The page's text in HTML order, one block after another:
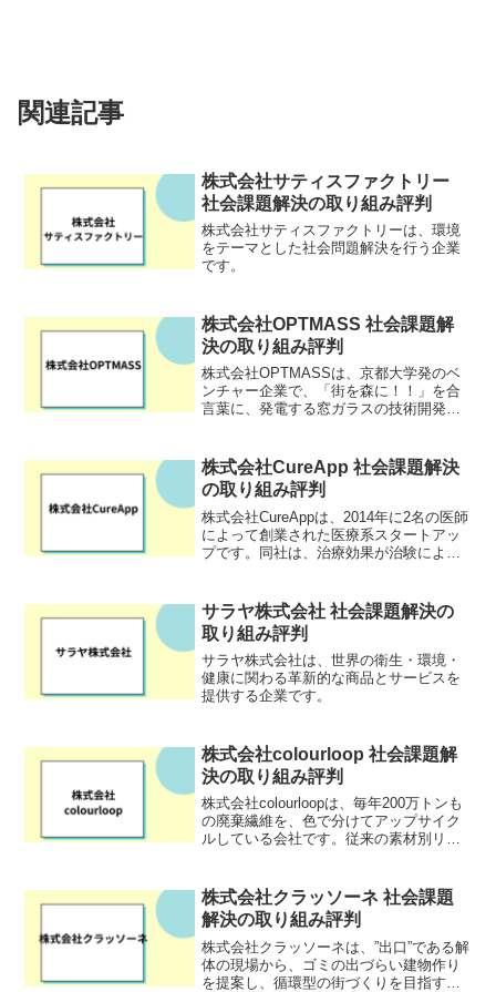
関連記事
株式会社サティスファクトリー
社会課題解決の取り組み評判
株式会社サティスファクトリーは、環境
をテーマとした社会問題解決を行う企業
です。
株式会社OPTMASS 社会課題解
決の取り組み評判
株式会社OPTMASSは、京都大学発のベ
ンチャー企業で、「街を森に！！」を合
言葉に、発電する窓ガラスの技術開発に
中、クリーンで持続可能なエネルギー源
への関心が高まってい...
株式会社CureApp 社会課題解決
の取り組み評判
株式会社CureAppは、2014年に2名の医師
によって創業された医療系スタートアッ
プです。同社は、治療効果が治験によっ
メーカーとして、デジタルヘルス分野で
革新的な取り...
サラヤ株式会社 社会課題解決の
取り組み評判
サラヤ株式会社は、世界の衛生・環境・
健康に関わる革新的な商品とサービスを
提供する企業です。
株式会社colourloop 社会課題解
決の取り組み評判
株式会社colourloopは、毎年200万トンも
の廃棄繊維を、色で分けてアップサイク
ルしている会社です。従来の素材別リサ
「Colour Recycle System®」。染...
株式会社クラッソーネ 社会課題
解決の取り組み評判
株式会社クラッソーネは、”出口”である解
体の現場から、ゴミの出づらい建物作り
を提案し、循環型の街づくりを目指す企